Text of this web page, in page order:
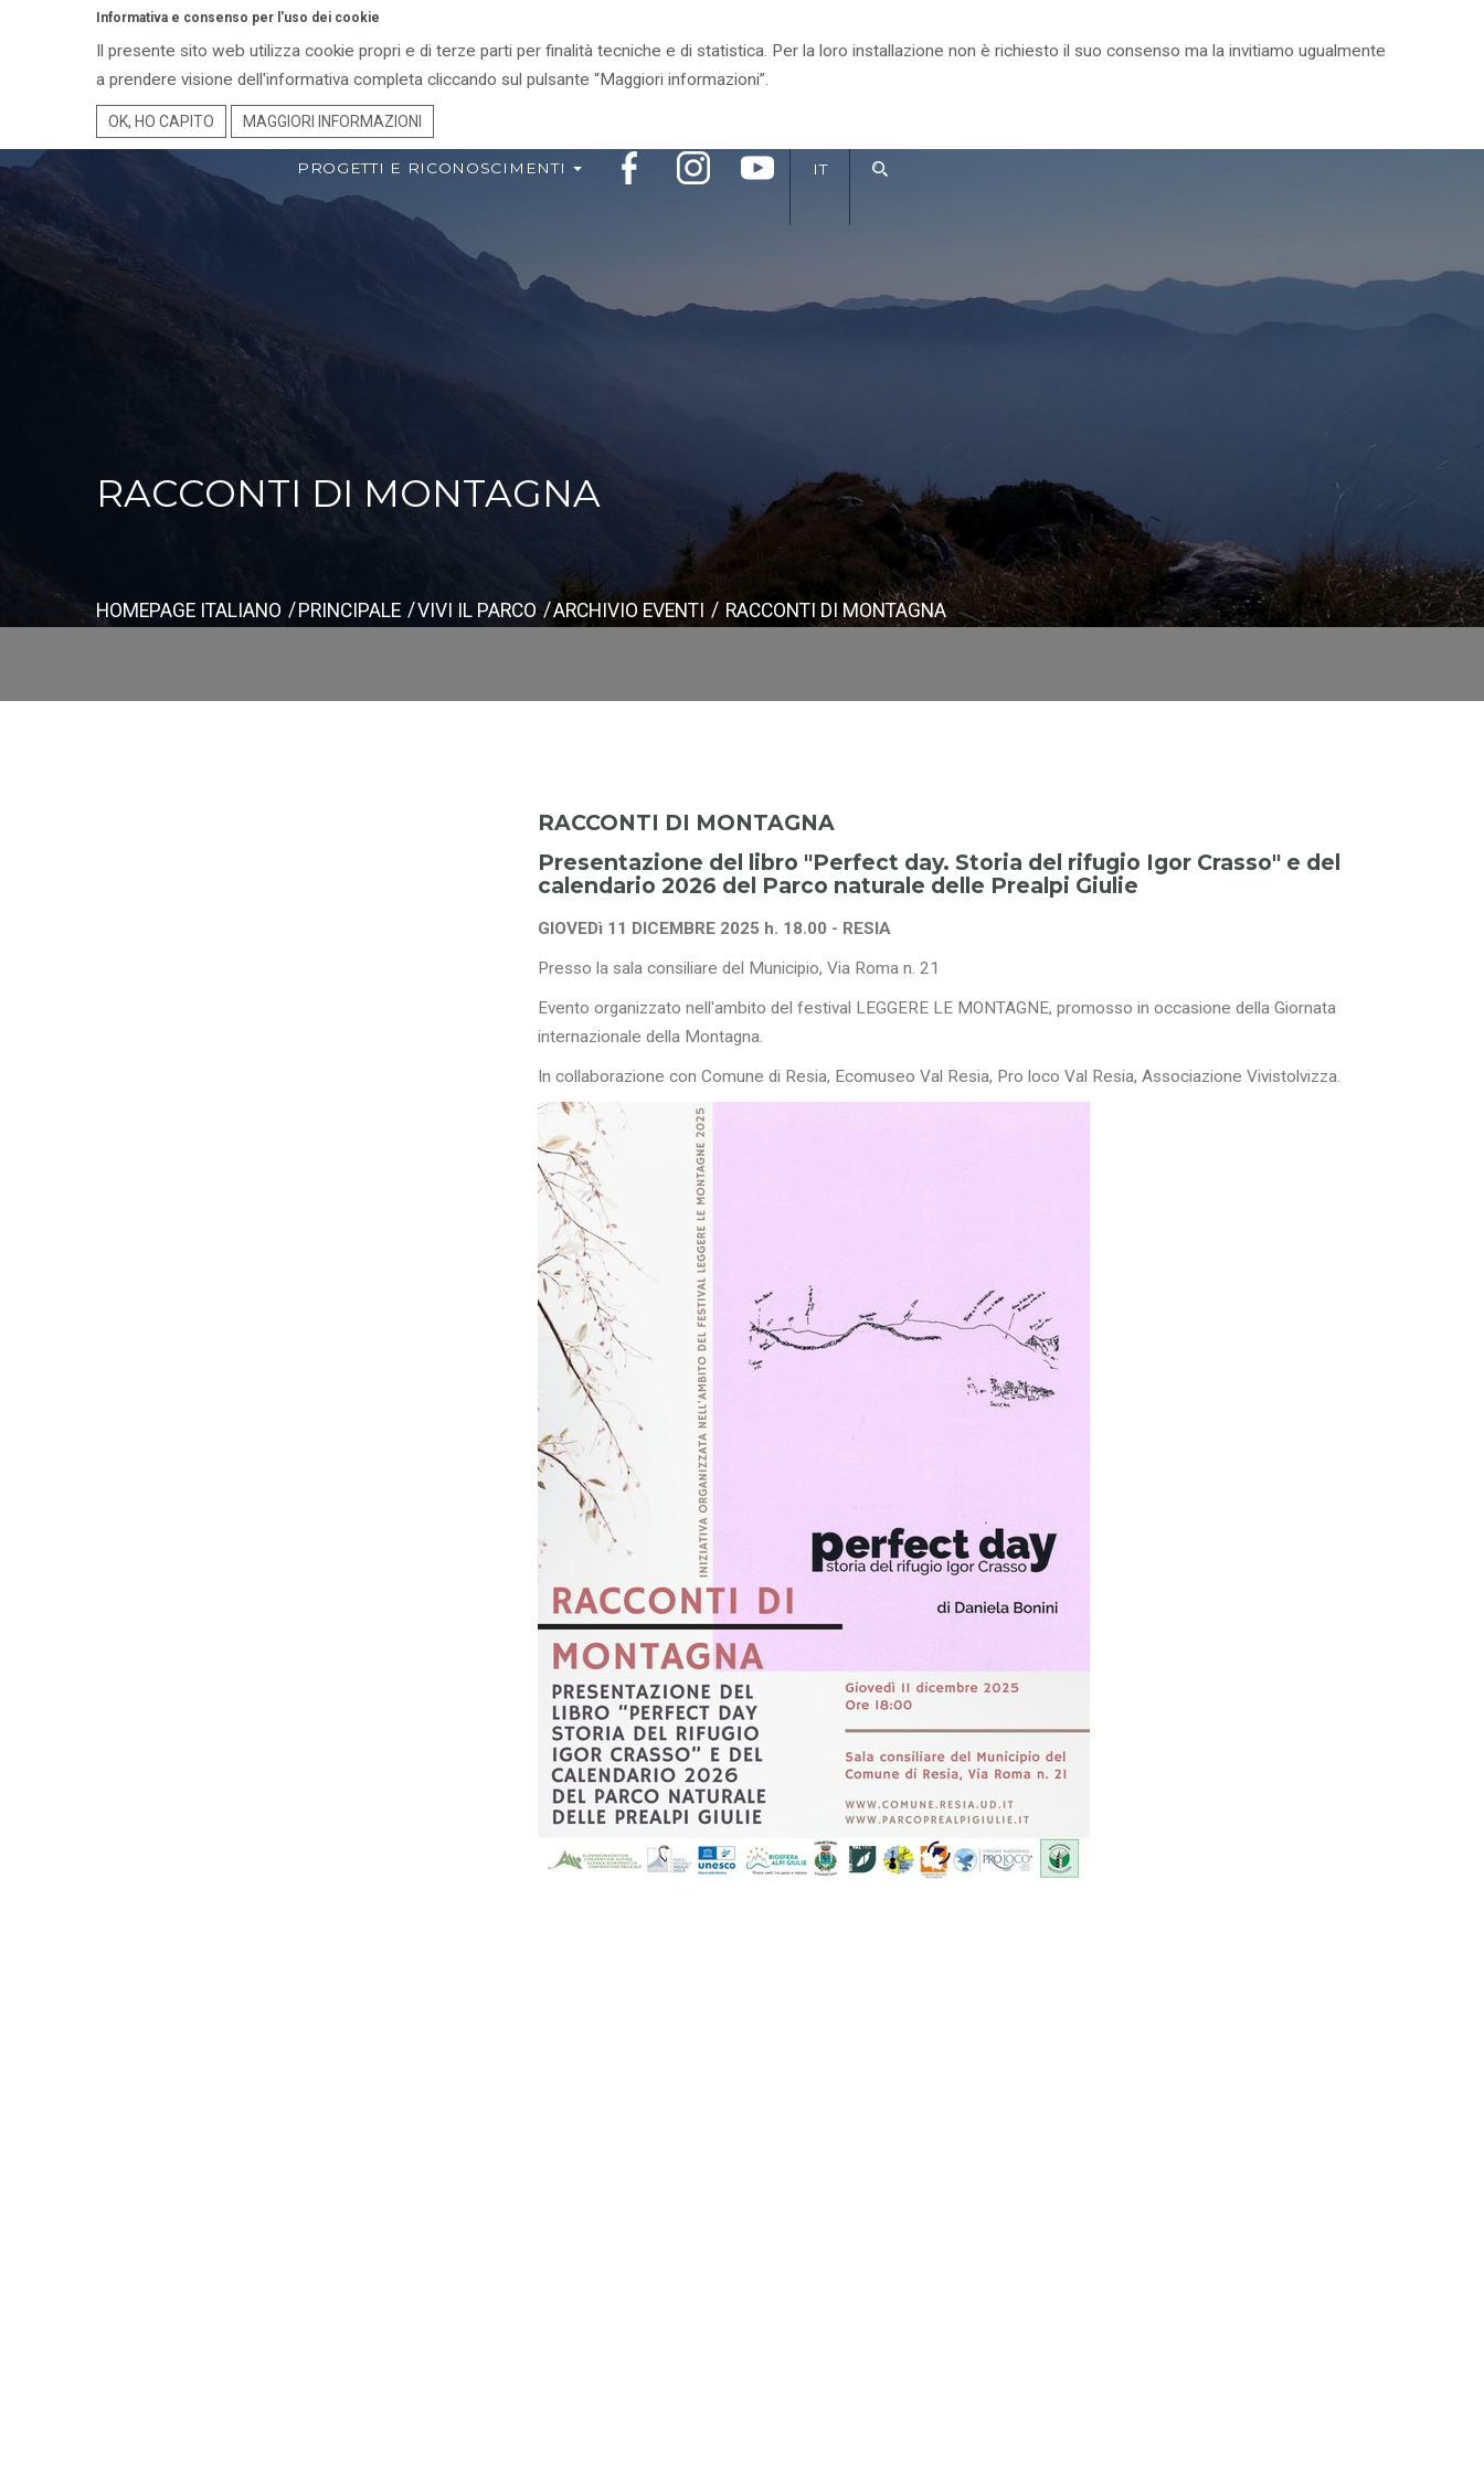
Informativa e consenso per l'uso dei cookie
Il presente sito web utilizza cookie propri e di terze parti per finalità tecniche e di statistica. Per la loro installazione non è richiesto il suo consenso ma la invitiamo ugualmente
a prendere visione dell'informativa completa cliccando sul pulsante “Maggiori informazioni”.
OK, HO CAPITO MAGGIORI INFORMAZIONI
ENTE PARCO TERRITORIO VIVI IL PARCO IL PARCO CONSIGLIA IL PARCO PER I GIOVANI
PROGETTI E RICONOSCIMENTI IT
RACCONTI DI MONTAGNA
HOMEPAGE ITALIANO PRINCIPALE VIVI IL PARCO ARCHIVIO EVENTI RACCONTI DI MONTAGNA
RACCONTI DI MONTAGNA
Presentazione del libro "Perfect day. Storia del rifugio Igor Crasso" e del
calendario 2026 del Parco naturale delle Prealpi Giulie
GIOVEDì 11 DICEMBRE 2025 h. 18.00 - RESIA
Presso la sala consiliare del Municipio, Via Roma n. 21
Evento organizzato nell'ambito del festival LEGGERE LE MONTAGNE, promosso in occasione della Giornata
internazionale della Montagna.
In collaborazione con Comune di Resia, Ecomuseo Val Resia, Pro loco Val Resia, Associazione Vivistolvizza.